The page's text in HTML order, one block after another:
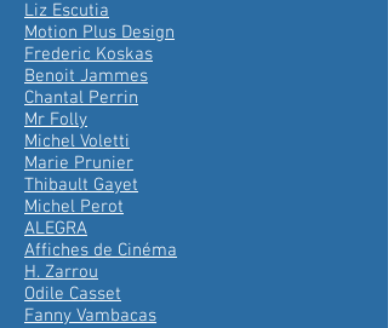
Liz Escutia
Motion Plus Design
Frederic Koskas
Benoit Jammes
Chantal Perrin
Mr Folly
Michel Voletti
Marie Prunier
Thibault Gayet
Michel Perot
ALEGRA
Affiches de Cinéma
H. Zarrou
Odile Casset
Fanny Vambacas